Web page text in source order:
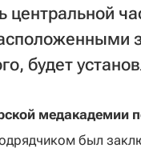
центральной
будет
медакадемии
был